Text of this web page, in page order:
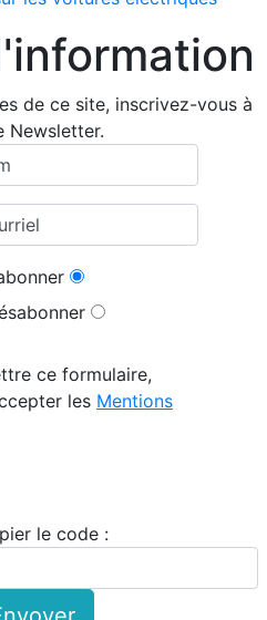
de ce site, inscrivez-vous à
Newsletter.
ce formulaire,
les Mentions
le code :